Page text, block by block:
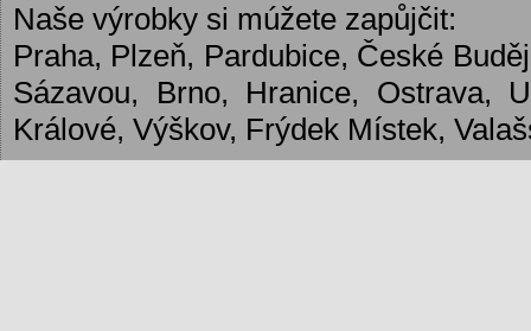
Naše výrobky si múžete zapůjčit:
Praha, Plzeň, Pardubice, České
Sázavou, Brno, Hranice, Ostrava,
Králové, Výškov, Frýdek Místek,